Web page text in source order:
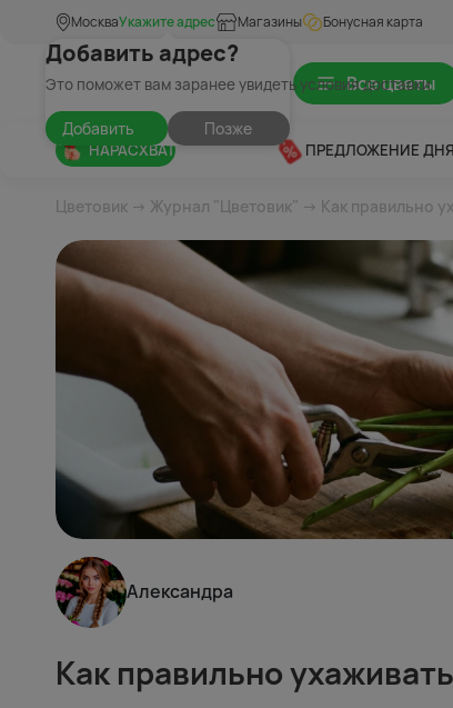
МоскваУкажите адрес
Добавить адрес?
Это поможет вам заранее увидеть условия доставки
Добавить Позже
Магазины Бонусная карта
Все цветы
НАРАСХВАТ ПРЕДЛОЖЕНИЕ ДНЯ
Цветовик → Журнал "Цветовик" → Как правильно
Александра
Как правильно